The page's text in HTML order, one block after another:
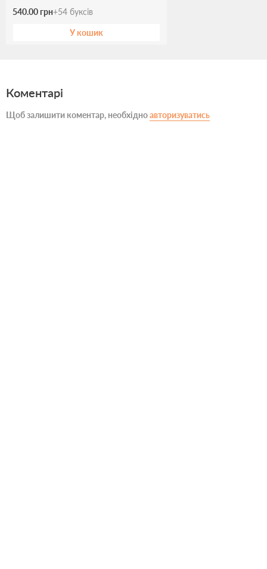
540.00 грн+54 буксів
У кошик
Коментарі
Щоб залишити коментар, необхідноавторизуватись